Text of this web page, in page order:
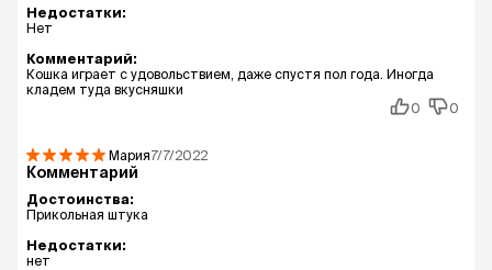
Недостатки:
Нет
Комментарий:
Кошка играет с удовольствием, даже спустя пол года. Иногда
кладем туда вкусняшки
0
0
Мария7/7/2022
Комментарий
Достоинства:
Прикольная штука
Недостатки:
нет